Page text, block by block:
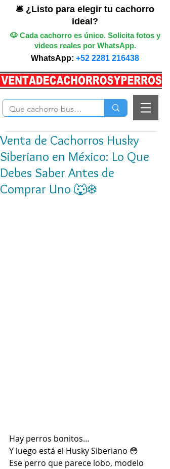
🛎️ ¿Listo para elegir tu cachorro
ideal?
🐶 Cada cachorro es único. Solicita fotos y
videos reales por WhatsApp.
WhatsApp: +52 2281 216438
Venta de Cachorros Husky
Siberiano en México: Lo Que
Debes Saber Antes de
Comprar Uno 🐺❄️
Hay perros bonitos…
Y luego está el Husky Siberiano 😳
Ese perro que parece lobo, modelo